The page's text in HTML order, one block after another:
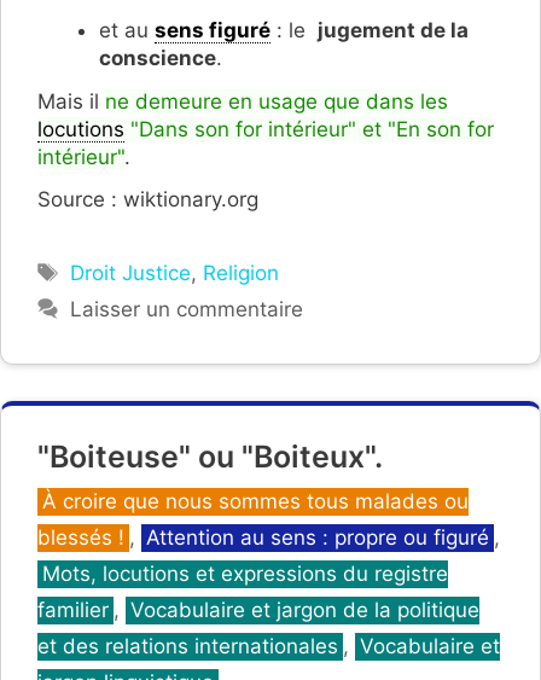
et au sens figuré : le jugement de la
conscience.
Mais il ne demeure en usage que dans les
locutions "Dans son for intérieur" et "En son for
intérieur".
Source : wiktionary.org
Étiquettes
Droit Justice, Religion
Laisser un commentaire
"Boiteuse" ou "Boiteux".
Catégories
À croire que nous sommes tous malades ou
blessés ! , Attention au sens : propre ou figuré ,
Mots, locutions et expressions du registre
familier , Vocabulaire et jargon de la politique
et des relations internationales , Vocabulaire et